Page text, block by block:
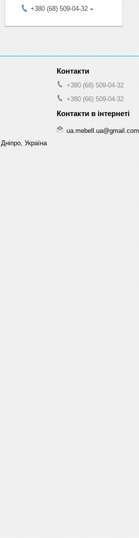
+380 (68) 509-04-32
Україна
+380 (68) 509-04-32
+380 (66) 509-04-32
ua.mebell.ua@gmail.com